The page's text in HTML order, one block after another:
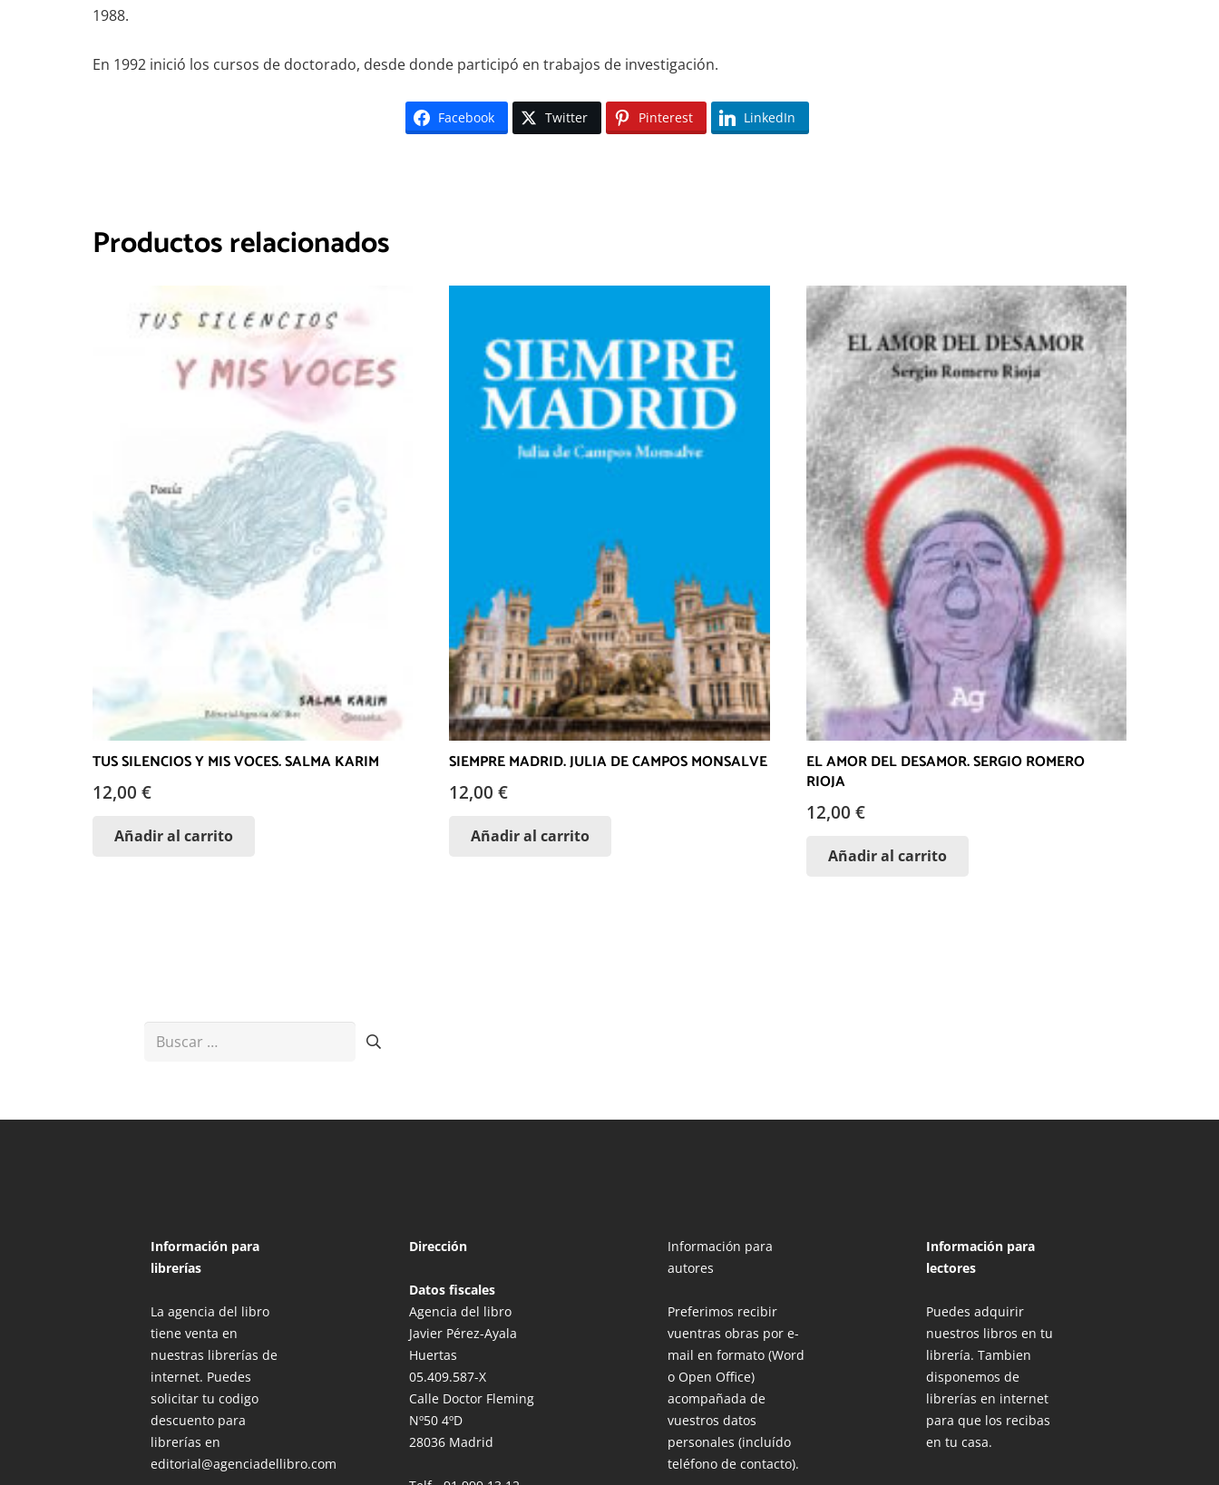
1988.
En 1992 inició los cursos de doctorado, desde donde participó en trabajos de investigación.
Facebook Twitter Pinterest LinkedIn
Productos relacionados
TUS SILENCIOS Y MIS VOCES. SALMA KARIM
12,00 €
Añadir al carrito
SIEMPRE MADRID. JULIA DE CAMPOS MONSALVE
12,00€
Añadir al carrito
EL AMOR DEL DESAMOR. SERGIO ROMERO
RIOJA
12,00 €
Añadir al carrito
Buscar:
Información para
librerías
La agencia del libro
tiene venta en
nuestras librerías de
internet. Puedes
solicitar tu codigo
descuento para
librerías en
editorial@agenciadellibro.com
Dirección
Datos fiscales
Agencia del libro
Javier Pérez-Ayala
Huertas
05.409.587-X
Calle Doctor Fleming
Nº50 4ºD
28036 Madrid
Información para
autores
Preferimos recibir
vuentras obras por e-
mail en formato (Word
o Open Office)
acompañada de
vuestros datos
personales (incluído
teléfono de contacto).
Información para
lectores
Puedes adquirir
nuestros libros en tu
librería. Tambien
disponemos de
librerías en internet
para que los recibas
en tu casa.